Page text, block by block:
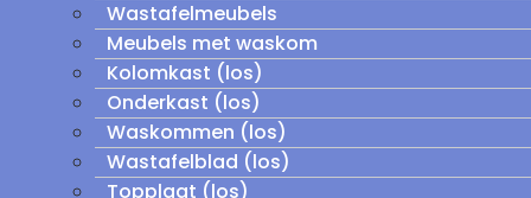
Wastafelmeubels
Meubels met waskom
Kolomkast (los)
Onderkast (los)
Waskommen (los)
Wastafelblad (los)
Topplaat (los)